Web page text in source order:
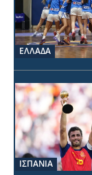
ΕΛΛΑΔΑ
ΙΣΠΑΝΙΑ